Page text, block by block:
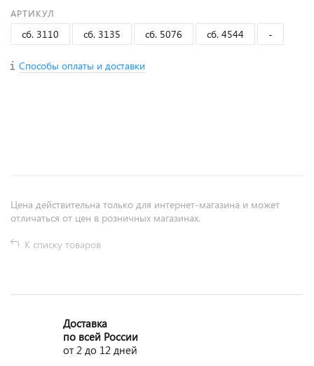
АРТИКУЛ
сб. 3110 сб. 3135 сб. 5076 сб. 4544 -
Способы оплаты и доставки
Цена действительна только для интернет-магазина и может
отличаться от цен в розничных магазинах.
К списку товаров
Доставка
по всей России
от 2 до 12 дней